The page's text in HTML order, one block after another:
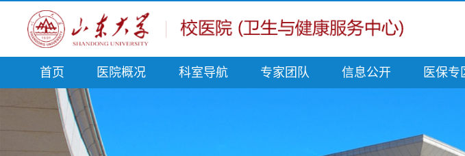
首页 医院概况 科室导航 专家团队 信息公开 医保专